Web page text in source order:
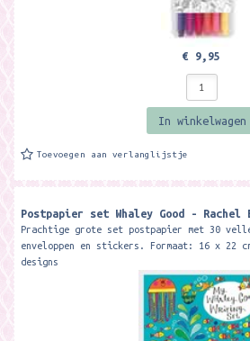
€ 9,95
In winkelwagen
Toevoegen aan verlanglijstje
Postpapier set Whaley Good - Rachel
Prachtige grote set postpapier met 30
enveloppen en stickers. Formaat: 16 x 22
designs